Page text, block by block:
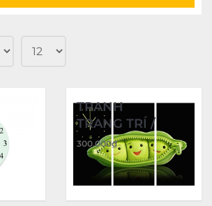
TRANH
TRANG TRÍ /
TRANH
ĐỒNG HỒ
300.000₫